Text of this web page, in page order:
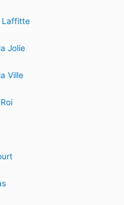
Laffitte
Jolie
Ville